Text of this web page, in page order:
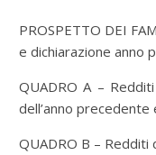
PROSPETTO DEI
e dichiarazione anno
QUADRO A –
dell’anno
QUADRO B –